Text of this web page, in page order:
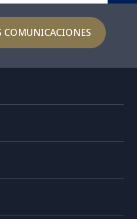
COMUNICACIONES